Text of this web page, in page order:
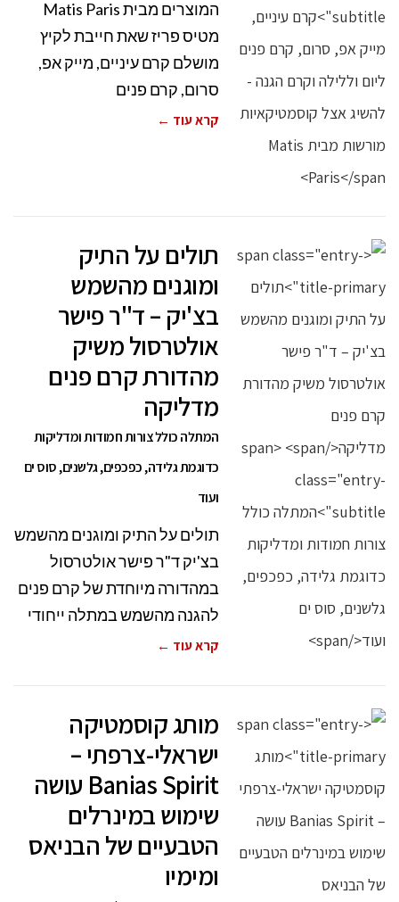
המוצרים מבית Matis Paris
מטיס פריז שאת חייבת לקיץ
מושלם קרם עיניים, מייק אפ,
סרום, קרם פנים
קרא עוד ←
תולים על התיק
ומוגנים מהשמש
בצ'יק – ד"ר פישר
אולטרסול משיק
מהדורת קרם פנים
מדליקה
המתלה כולל צורות חמודות ומדליקות
כדוגמת גלידה, כפכפים, גלשנים, סוס ים
ועוד
תולים על התיק ומוגנים מהשמש
בצ'יק ד"ר פישר אולטרסול
במהדורה מיוחדת של קרם פנים
להגנה מהשמש במתלה ייחודי
קרא עוד ←
מותג קוסמטיקה
ישראלי-צרפתי –
Banias Spirit עושה
שימוש במינרלים
הטבעיים של הבניאס
ומימיו